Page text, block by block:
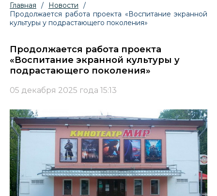
Главная / Новости
/
Продолжается работа проекта «Воспитание экранной
культуры у подрастающего поколения»
Продолжается работа проекта
«Воспитание экранной культуры у
подрастающего поколения»
05 декабря 2025 года 15:13